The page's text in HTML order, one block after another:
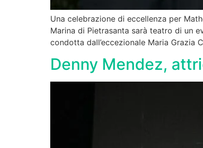
Una celebrazione di eccellenza per
Marina di Pietrasanta sarà teatro di un
condotta dall’eccezionale Maria
Denny Mendez,